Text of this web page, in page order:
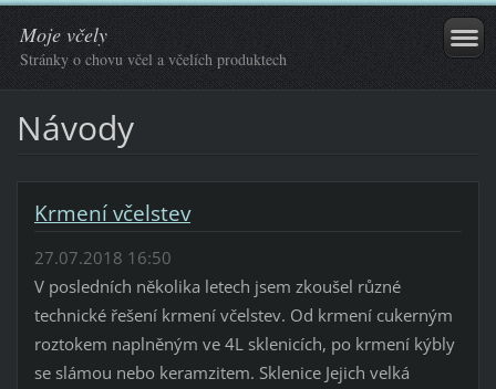
Moje včely
Stránky o chovu včel a včelích produktech
Návody
Krmení včelstev
27.07.2018 16:50
V posledních několika letech jsem zkoušel různé
technické řešení krmení včelstev. Od krmení cukerným
roztokem naplněným ve 4L sklenicích, po krmení kýbly
se slámou nebo keramzitem. Sklenice Jejich velká